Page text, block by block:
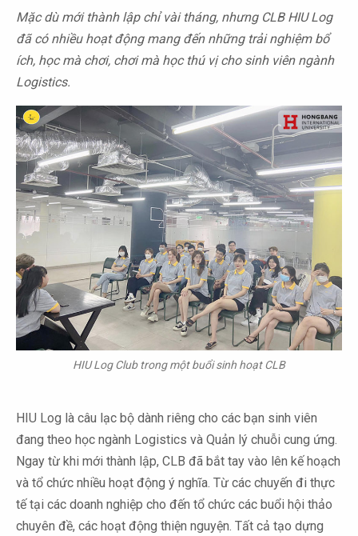
Mặc dù mới thành lập chỉ vài tháng, nhưng CLB HIU Log
đã có nhiều hoạt động mang đến những trải nghiệm bổ
ích, học mà chơi, chơi mà học thú vị cho sinh viên ngành
Logistics.
HIU Log Club trong một buổi sinh hoạt CLB
HIU Log là câu lạc bộ dành riêng cho các bạn sinh viên
đang theo học ngành Logistics và Quản lý chuỗi cung ứng.
Ngay từ khi mới thành lập, CLB đã bắt tay vào lên kế hoạch
và tổ chức nhiều hoạt động ý nghĩa. Từ các chuyến đi thực
tế tại các doanh nghiệp cho đến tổ chức các buổi hội thảo
chuyên đề, các hoạt động thiện nguyện. Tất cả tạo dựng